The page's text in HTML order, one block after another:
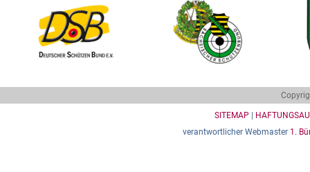
SITEMAP
verantwortlicher Webmaster 1.